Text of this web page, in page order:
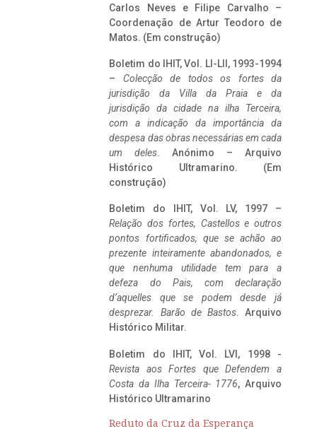
Carlos Neves e Filipe Carvalho –
Coordenação de Artur Teodoro de
Matos. (Em construção)
Boletim do IHIT, Vol. LI-LII, 1993-1994
– Colecção de todos os fortes da
jurisdição da Villa da Praia e da
jurisdição da cidade na ilha Terceira,
com a indicação da importância da
despesa das obras necessárias em cada
um deles. Anónimo – Arquivo
Histórico Ultramarino. (Em
construção)
Boletim do IHIT, Vol. LV, 1997 –
Relação dos fortes, Castellos e outros
pontos fortificados, que se achão ao
prezente inteiramente abandonados, e
que nenhuma utilidade tem para a
defeza do Pais, com declaração
d’aquelles que se podem desde já
desprezar. Barão de Bastos. Arquivo
Histórico Militar.
Boletim do IHIT, Vol. LVI, 1998 -
Revista aos Fortes que Defendem a
Costa da Ilha Terceira- 1776, Arquivo
Histórico Ultramarino
Reduto da Cruz da Esperança